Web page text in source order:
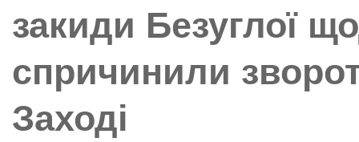
закиди Безуглої
спричинили
Заході